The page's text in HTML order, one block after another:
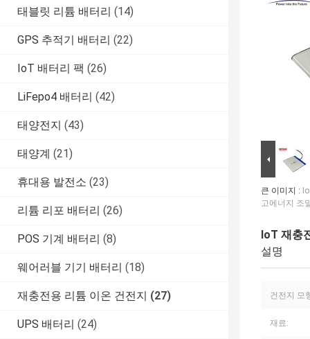
태블릿 리튬 배터리 (14)
GPS 추적기 배터리 (22)
IoT 배터리 팩 (26)
LiFepo4 배터리 (42)
태양전지 (43)
태양계 (21)
휴대용 발전소 (23)
리튬 리포 배터리 (26)
POS 기계 배터리 (8)
웨어러블 기기 배터리 (18)
재충전용 리튬 이온 건전지 (27)
UPS 배터리 (24)
큰 이미지 :
고에너지 조
IoT 재충
설명
건전지 모
재료: